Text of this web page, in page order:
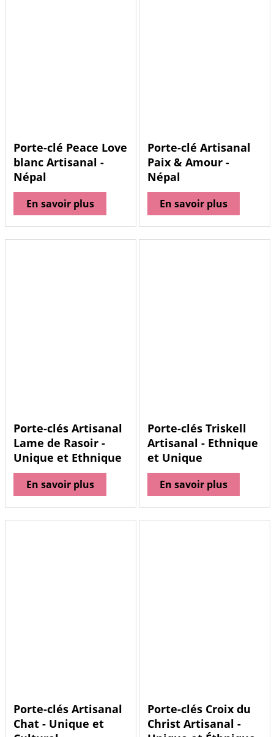
Porte-clé Peace Love
blanc Artisanal -
Népal
En savoir plus
Porte-clé Artisanal
Paix & Amour -
Népal
En savoir plus
Porte-clés Artisanal
Lame de Rasoir -
Unique et Ethnique
En savoir plus
Porte-clés Triskell
Artisanal - Ethnique
et Unique
En savoir plus
Porte-clés Artisanal
Chat - Unique et
Porte-clés Croix du
Christ Artisanal -